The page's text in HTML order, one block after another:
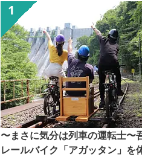
〜まさに気分は列車の運転士〜
レールバイク「アガッタン」を